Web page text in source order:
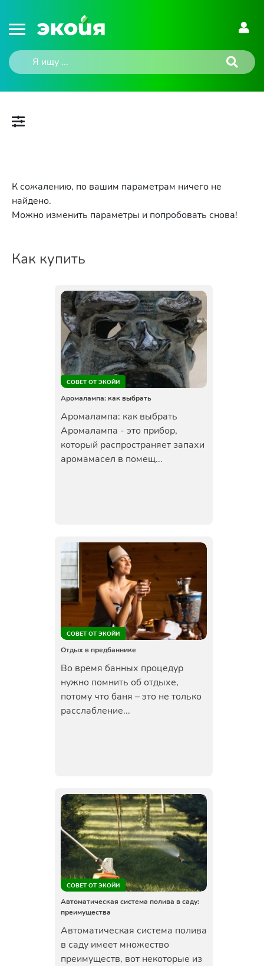
К сожалению, по вашим параметрам ничего не
найдено.
Можно изменить параметры и попробовать снова!
Как купить
СОВЕТ ОТ ЭКОЙИ
Аромалампа: как выбрать
Аромалампа: как выбрать
Аромалампа - это прибор,
который распространяет запахи
аромамасел в помещ...
СОВЕТ ОТ ЭКОЙИ
Отдых в предбаннике
Во время банных процедур
нужно помнить об отдыхе,
потому что баня – это не только
расслабление...
СОВЕТ ОТ ЭКОЙИ
Автоматическая система полива в саду:
преимущества
Автоматическая система полива
в саду имеет множество
преимуществ, вот некоторые из